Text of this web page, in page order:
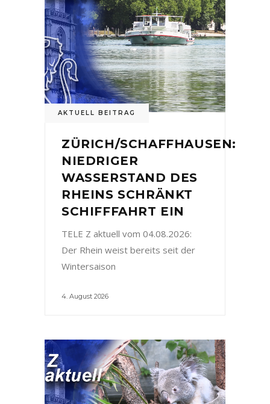
AKTUELL BEITRAG
ZÜRICH/SCHAFFHAUSEN:
NIEDRIGER
WASSERSTAND DES
RHEINS SCHRÄNKT
SCHIFFFAHRT EIN
TELE Z aktuell vom 04.08.2026:
Der Rhein weist bereits seit der
Wintersaison
4. August 2026